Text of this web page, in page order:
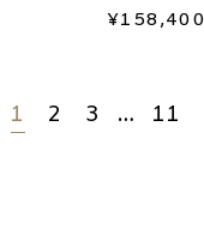
¥158,400
1 2 3 … 11